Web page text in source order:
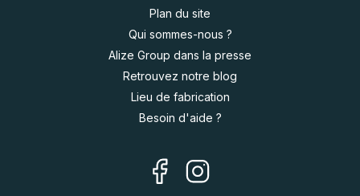
Plan du site
Qui sommes-nous ?
Alize Group dans la presse
Retrouvez notre blog
Lieu de fabrication
Besoin d'aide ?